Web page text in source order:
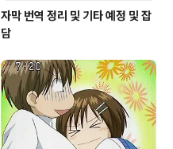
자막 번역 정리 및 기타 예정 및 잡
담